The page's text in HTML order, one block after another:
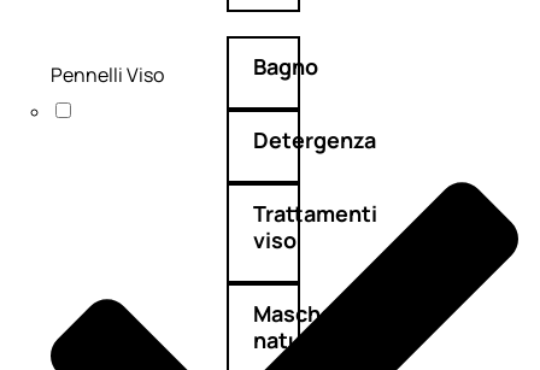
Bagno
Detergenza
Trattamenti
viso
Maschere
nature
Pennelli Viso